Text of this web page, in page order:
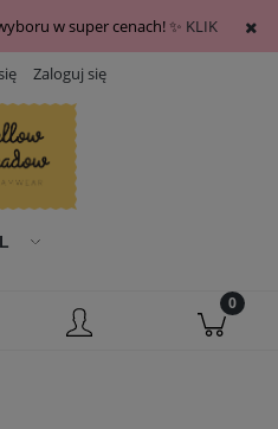
w super cenach! ✨ KLIK
Zaloguj się